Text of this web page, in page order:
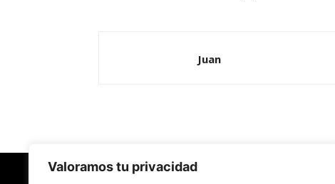
Valoramos tu privacidad
Juan